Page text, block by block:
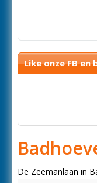
Like onze FB
De Zeemanlaan in